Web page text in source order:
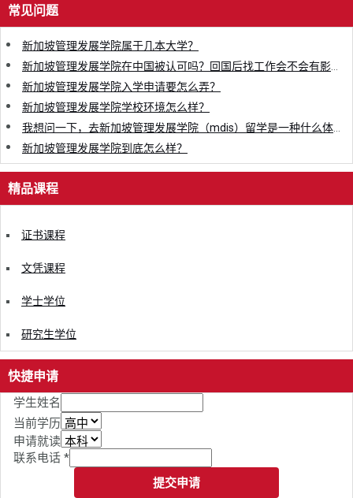
常见问题
新加坡管理发展学院属于几本大学？
新加坡管理发展学院入学申请要怎么弄？
新加坡管理发展学院学校环境怎么样？
新加坡管理发展学院到底怎么样？
精品课程
证书课程
文凭课程
学士学位
研究生学位
快捷申请
学生姓名
当前学历
申请就读
联系电话 *
提交申请